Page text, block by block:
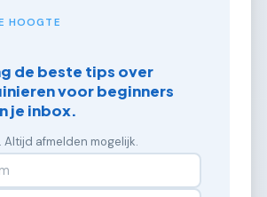
HOOGTE
de beste tips over
voor beginners
je inbox.
Altijd afmelden mogelijk.